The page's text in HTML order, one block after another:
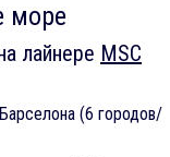
море
лайнере MSC
Барселона (6 городов/